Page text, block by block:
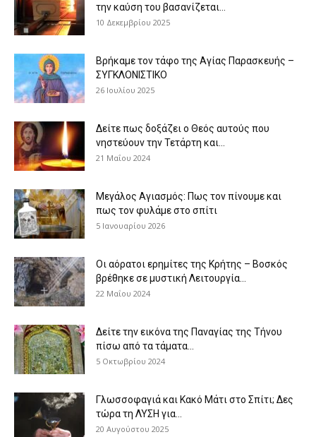
την καύση του βασανίζεται...
10 Δεκεμβρίου 2025
Βρήκαμε τον τάφο της Αγίας Παρασκευής –
ΣΥΓΚΛΟΝΙΣΤΙΚΟ
26 Ιουλίου 2025
Δείτε πως δοξάζει ο Θεός αυτούς που
νηστεύουν την Τετάρτη και...
21 Μαΐου 2024
Μεγάλος Αγιασμός: Πως τον πίνουμε και
πως τον φυλάμε στο σπίτι
5 Ιανουαρίου 2026
Οι αόρατοι ερημίτες της Κρήτης – Βοσκός
βρέθηκε σε μυστική Λειτουργία...
22 Μαΐου 2024
Δείτε την εικόνα της Παναγίας της Τήνου
πίσω από τα τάματα...
5 Οκτωβρίου 2024
Γλωσσοφαγιά και Κακό Μάτι στο Σπίτι; Δες
τώρα τη ΛΥΣΗ για...
20 Αυγούστου 2025